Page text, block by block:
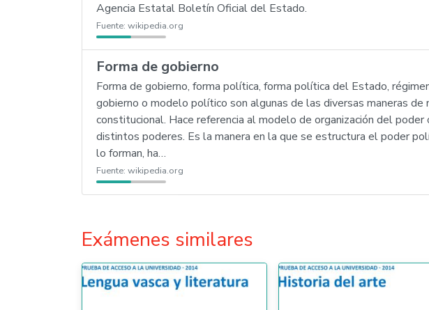
Agencia Estatal Boletín Oficial del Estado.
Fuente: wikipedia.org
Forma de gobierno
Forma de gobierno, forma política, forma política del Estado,
gobierno o modelo político son algunas de las diversas maneras
constitucional. Hace referencia al modelo de organización del
distintos poderes. Es la manera en la que se estructura el poder
lo forman, ha…
Fuente: wikipedia.org
Exámenes similares